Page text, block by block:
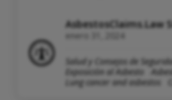
AsbestosClaims.Law
enero 31, 2024
Salud y Consejos de
Exposición al Asbesto
Lung cancer and asbestos